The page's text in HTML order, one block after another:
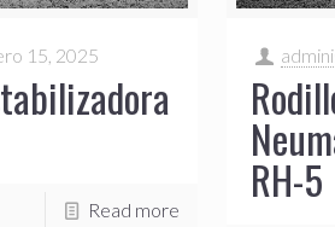
15, 2025
Read more
RH-5